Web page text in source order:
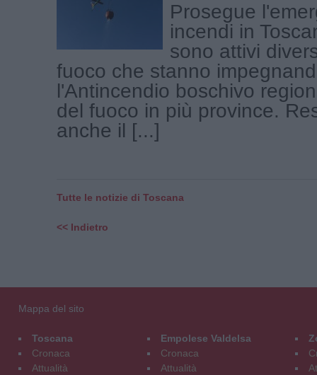
Prosegue
incendi in
sono attivi
fuoco che stanno
l'Antincendio boschivo
del fuoco in più province.
anche il [...]
Tutte le notizie di Toscana
<< Indietro
Mappa del sito
Toscana
Cronaca
Attualità
Empolese Valdelsa
Cronaca
Attualità